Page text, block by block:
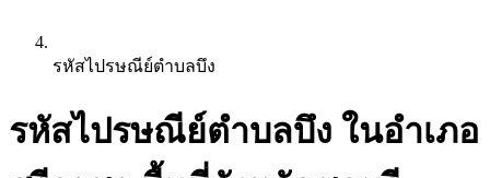
รหัสไปรษณีย์ตำบลบึง
รหัสไปรษณีย์ตำบลบึง ในอำเภอ